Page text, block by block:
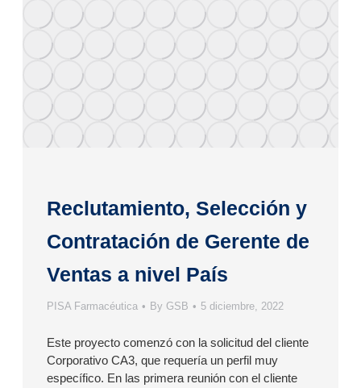
Reclutamiento, Selección y
Contratación de Gerente de
Ventas a nivel País
PISA Farmacéutica By GSB 5 diciembre, 2022
Este proyecto comenzó con la solicitud del cliente
Corporativo CA3, que requería un perfil muy
específico. En las primera reunión con el cliente